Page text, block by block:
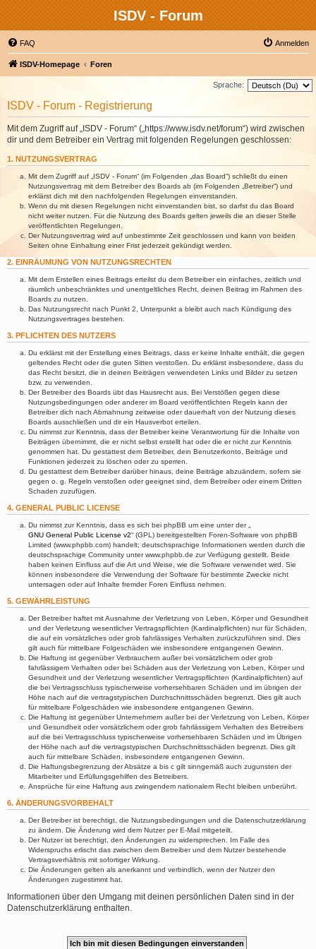
ISDV - Forum
FAQ Anmelden
ISDV-Homepage Foren
Sprache:
ISDV - Forum - Registrierung
Mit dem Zugriff auf „ISDV - Forum“ („https://www.isdv.net/forum“) wird zwischen
dir und dem Betreiber ein Vertrag mit folgenden Regelungen geschlossen:
1. NUTZUNGSVERTRAG
Mit dem Zugriff auf „ISDV - Forum“ (im Folgenden „das Board“) schließt du einen
Nutzungsvertrag mit dem Betreiber des Boards ab (im Folgenden „Betreiber“) und
erklärst dich mit den nachfolgenden Regelungen einverstanden.
Wenn du mit diesen Regelungen nicht einverstanden bist, so darfst du das Board
nicht weiter nutzen. Für die Nutzung des Boards gelten jeweils die an dieser Stelle
veröffentlichten Regelungen.
Der Nutzungsvertrag wird auf unbestimmte Zeit geschlossen und kann von beiden
Seiten ohne Einhaltung einer Frist jederzeit gekündigt werden.
2. EINRÄUMUNG VON NUTZUNGSRECHTEN
Mit dem Erstellen eines Beitrags erteilst du dem Betreiber ein einfaches, zeitlich und
räumlich unbeschränktes und unentgeltliches Recht, deinen Beitrag im Rahmen des
Boards zu nutzen.
Das Nutzungsrecht nach Punkt 2, Unterpunkt a bleibt auch nach Kündigung des
Nutzungsvertrages bestehen.
3. PFLICHTEN DES NUTZERS
Du erklärst mit der Erstellung eines Beitrags, dass er keine Inhalte enthält, die gegen
geltendes Recht oder die guten Sitten verstoßen. Du erklärst insbesondere, dass du
das Recht besitzt, die in deinen Beiträgen verwendeten Links und Bilder zu setzen
bzw. zu verwenden.
Der Betreiber des Boards übt das Hausrecht aus. Bei Verstößen gegen diese
Nutzungsbedingungen oder anderer im Board veröffentlichten Regeln kann der
Betreiber dich nach Abmahnung zeitweise oder dauerhaft von der Nutzung dieses
Boards ausschließen und dir ein Hausverbot erteilen.
Du nimmst zur Kenntnis, dass der Betreiber keine Verantwortung für die Inhalte von
Beiträgen übernimmt, die er nicht selbst erstellt hat oder die er nicht zur Kenntnis
genommen hat. Du gestattest dem Betreiber, dein Benutzerkonto, Beiträge und
Funktionen jederzeit zu löschen oder zu sperren.
Du gestattest dem Betreiber darüber hinaus, deine Beiträge abzuändern, sofern sie
gegen o. g. Regeln verstoßen oder geeignet sind, dem Betreiber oder einem Dritten
Schaden zuzufügen.
4. GENERAL PUBLIC LICENSE
Du nimmst zur Kenntnis, dass es sich bei phpBB um eine unter der „
GNU General Public License v2“ (GPL) bereitgestellten Foren-Software von phpBB
Limited (www.phpbb.com) handelt; deutschsprachige Informationen werden durch die
deutschsprachige Community unter www.phpbb.de zur Verfügung gestellt. Beide
haben keinen Einfluss auf die Art und Weise, wie die Software verwendet wird. Sie
können insbesondere die Verwendung der Software für bestimmte Zwecke nicht
untersagen oder auf Inhalte fremder Foren Einfluss nehmen.
5. GEWÄHRLEISTUNG
Der Betreiber haftet mit Ausnahme der Verletzung von Leben, Körper und Gesundheit
und der Verletzung wesentlicher Vertragspflichten (Kardinalpflichten) nur für Schäden,
die auf ein vorsätzliches oder grob fahrlässiges Verhalten zurückzuführen sind. Dies
gilt auch für mittelbare Folgeschäden wie insbesondere entgangenen Gewinn.
Die Haftung ist gegenüber Verbrauchern außer bei vorsätzlichem oder grob
fahrlässigem Verhalten oder bei Schäden aus der Verletzung von Leben, Körper und
Gesundheit und der Verletzung wesentlicher Vertragspflichten (Kardinalpflichten) auf
die bei Vertragsschluss typischerweise vorhersehbaren Schäden und im übrigen der
Höhe nach auf die vertragstypischen Durchschnittsschäden begrenzt. Dies gilt auch
für mittelbare Folgeschäden wie insbesondere entgangenen Gewinn.
Die Haftung ist gegenüber Unternehmern außer bei der Verletzung von Leben, Körper
und Gesundheit oder vorsätzlichem oder grob fahrlässigem Verhalten des Betreibers
auf die bei Vertragsschluss typischerweise vorhersehbaren Schäden und im Übrigen
der Höhe nach auf die vertragstypischen Durchschnittsschäden begrenzt. Dies gilt
auch für mittelbare Schäden, insbesondere entgangenen Gewinn.
Die Haftungsbegrenzung der Absätze a bis c gilt sinngemäß auch zugunsten der
Mitarbeiter und Erfüllungsgehilfen des Betreibers.
Ansprüche für eine Haftung aus zwingendem nationalem Recht bleiben unberührt.
6. ÄNDERUNGSVORBEHALT
Der Betreiber ist berechtigt, die Nutzungsbedingungen und die Datenschutzerklärung
zu ändern. Die Änderung wird dem Nutzer per E-Mail mitgeteilt.
Der Nutzer ist berechtigt, den Änderungen zu widersprechen. Im Falle des
Widerspruchs erlischt das zwischen dem Betreiber und dem Nutzer bestehende
Vertragsverhältnis mit sofortiger Wirkung.
Die Änderungen gelten als anerkannt und verbindlich, wenn der Nutzer den
Änderungen zugestimmt hat.
Informationen über den Umgang mit deinen persönlichen Daten sind in der
Datenschutzerklärung enthalten.